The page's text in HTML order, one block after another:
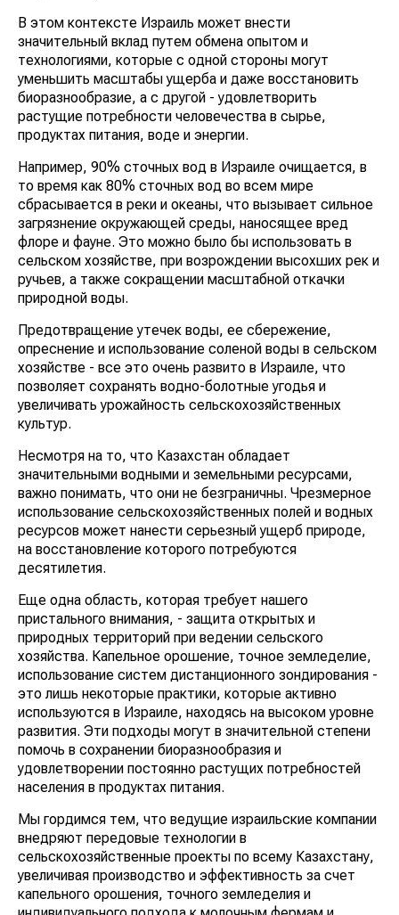
В этом контексте Израиль может внести
значительный вклад путем обмена опытом и
технологиями, которые с одной стороны могут
уменьшить масштабы ущерба и даже восстановить
биоразнообразие, а с другой - удовлетворить
растущие потребности человечества в сырье,
продуктах питания, воде и энергии.
Например, 90% сточных вод в Израиле очищается, в
то время как 80% сточных вод во всем мире
сбрасывается в реки и океаны, что вызывает сильное
загрязнение окружающей среды, наносящее вред
флоре и фауне. Это можно было бы использовать в
сельском хозяйстве, при возрождении высохших рек и
ручьев, а также сокращении масштабной откачки
природной воды.
Предотвращение утечек воды, ее сбережение,
опреснение и использование соленой воды в сельском
хозяйстве - все это очень развито в Израиле, что
позволяет сохранять водно-болотные угодья и
увеличивать урожайность сельскохозяйственных
культур.
Несмотря на то, что Казахстан обладает
значительными водными и земельными ресурсами,
важно понимать, что они не безграничны. Чрезмерное
использование сельскохозяйственных полей и водных
ресурсов может нанести серьезный ущерб природе,
на восстановление которого потребуются
десятилетия.
Еще одна область, которая требует нашего
пристального внимания, - защита открытых и
природных территорий при ведении сельского
хозяйства. Капельное орошение, точное земледелие,
использование систем дистанционного зондирования -
это лишь некоторые практики, которые активно
используются в Израиле, находясь на высоком уровне
развития. Эти подходы могут в значительной степени
помочь в сохранении биоразнообразия и
удовлетворении постоянно растущих потребностей
населения в продуктах питания.
Мы гордимся тем, что ведущие израильские компании
внедряют передовые технологии в
сельскохозяйственные проекты по всему Казахстану,
увеличивая производство и эффективность за счет
капельного орошения, точного земледелия и